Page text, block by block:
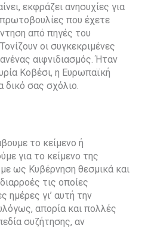
εκφράζει ανησυχίες για
που έχετε
από πηγές του
οι συγκεκριμένες
αιφνιδιασμός. Ήταν
Κοβέσι, η Ευρωπαϊκή
δικό σας σχόλιο.
το κείμενο ή
για το κείμενο της
ως Κυβέρνηση θεσμικά και
τις οποίες
ημέρες γι’ αυτή την
απορία και πολλές
συζήτησης, αν